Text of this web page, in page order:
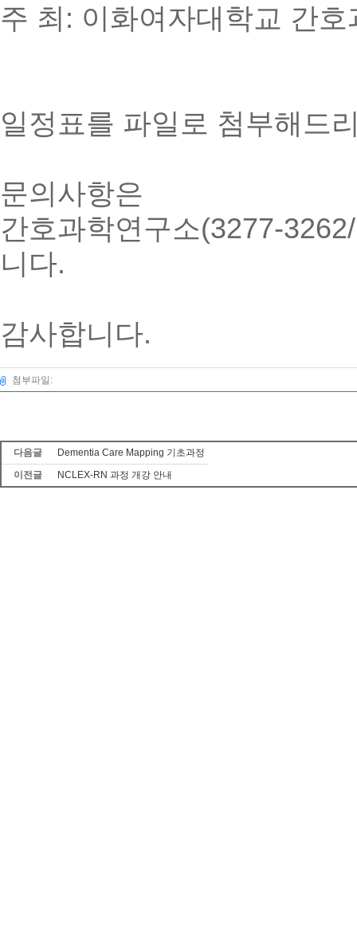
주 최: 이화여자대학교 간
일정표를 파일로 첨부해드
문의사항은
간호과학연구소(3277-
니다.
감사합니다.
첨부파일:
다음글
Dementia Care Mapping 기초과정
이전글
NCLEX-RN 과정 개강 안내